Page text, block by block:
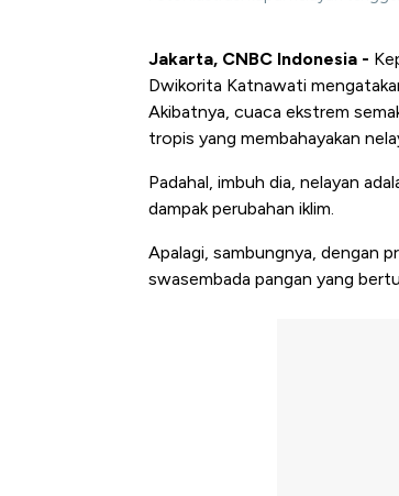
Jakarta, CNBC Indonesia -
Dwikorita Katnawati
Akibatnya, cuaca ekstrem
tropis yang membahayakan
Padahal, imbuh dia, nelayan
dampak perubahan iklim.
Apalagi, sambungnya, dengan
swasembada pangan yang